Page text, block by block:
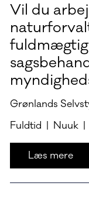
Vil du
fuldmægtig
Grønlands
Fuldtid | Nuuk |
Læs mere